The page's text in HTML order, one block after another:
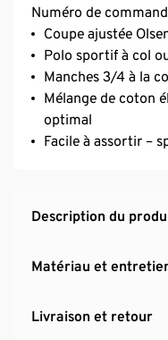
Numéro de
Coupe ajustée
Polo sportif à col
Manches 3/4 à la
Mélange de coton
optimal
Facile à assortir –
Description du
Matériau et
Livraison et retour